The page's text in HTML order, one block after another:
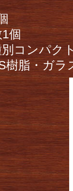
個
コンパク
樹脂・ガラ